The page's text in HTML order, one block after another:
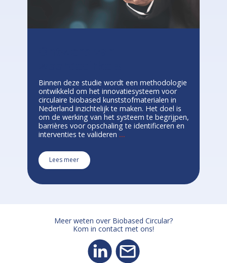
Binnen deze studie wordt een methodologie
ontwikkeld om het innovatiesysteem voor
circulaire biobased kunststofmaterialen in
Nederland inzichtelijk te maken. Het doel is
om de werking van het systeem te begrijpen,
barrières voor opschaling te identificeren en
interventies te valideren ...
Lees meer
Meer weten over Biobased Circular?
Kom in contact met ons!